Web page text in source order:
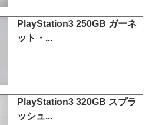
PlayStation3 250GB ガーネ
ット・...
PlayStation3 320GB スプラ
ッシュ...